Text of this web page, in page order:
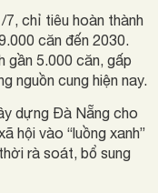
7, chỉ tiêu hoàn thành
căn đến 2030.
gần 5.000 căn, gấp
nguồn cung hiện nay.
dựng Đà Nẵng cho
hội vào “luồng xanh”
rà soát, bổ sung